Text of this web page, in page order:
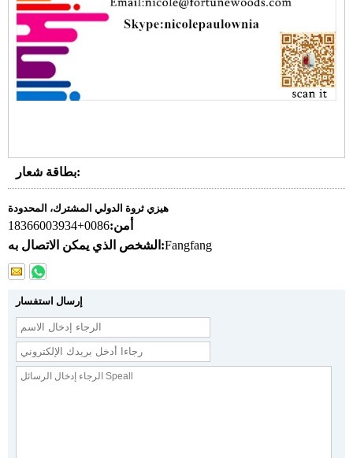
بطاقة شعار:
هيزي ثروة الدولي المشترك، المحدودة
أمن:0086+18366003934
الشخص الذي يمكن الاتصال به:Fangfang
إرسال استفسار